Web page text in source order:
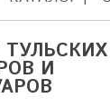
ТУЛЬСКИХ
И